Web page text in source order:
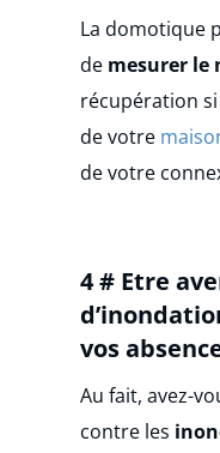
La domotique
de mesurer le
récupération
de votre
de votre
4 # Etre
vos
Au fait, avez-
contre les